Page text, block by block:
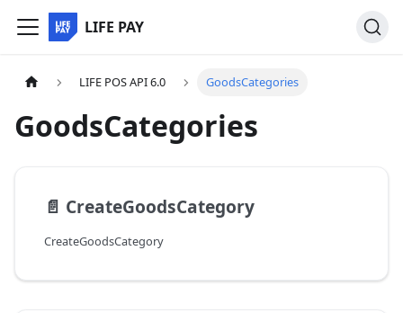
LIFE PAY
LIFE POS API 6.0 GoodsCategories
GoodsCategories
📄️ CreateGoodsCategory
CreateGoodsCategory